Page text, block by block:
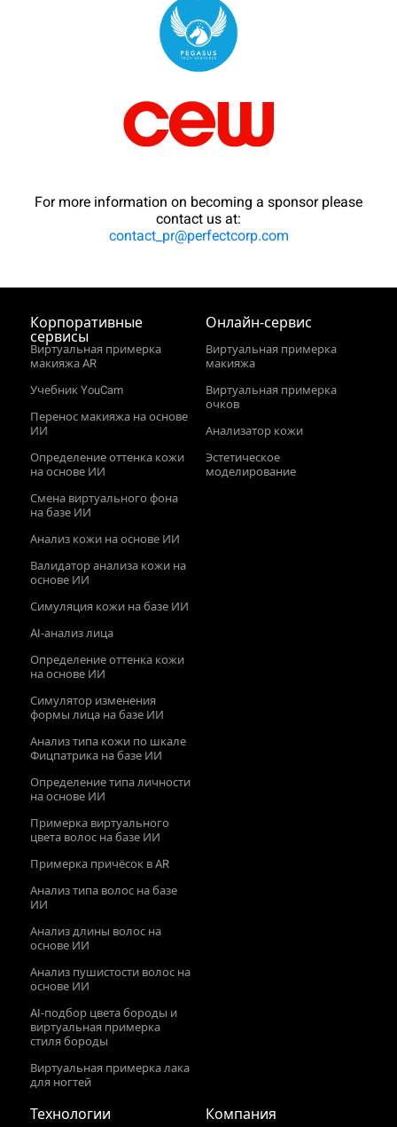
For more information on becoming a sponsor please
contact us at:
contact_pr@perfectcorp.com
Корпоративные
сервисы
Виртуальная примерка
макияжа AR
Учебник YouCam
Перенос макияжа на основе
ИИ
Определение оттенка кожи
на основе ИИ
Смена виртуального фона
на базе ИИ
Анализ кожи на основе ИИ
Валидатор анализа кожи на
основе ИИ
Симуляция кожи на базе ИИ
AI‑анализ лица
Определение оттенка кожи
на основе ИИ
Симулятор изменения
формы лица на базе ИИ
Анализ типа кожи по шкале
Фицпатрика на базе ИИ
Определение типа личности
на основе ИИ
Примерка виртуального
цвета волос на базе ИИ
Примерка причёсок в AR
Анализ типа волос на базе
ИИ
Анализ длины волос на
основе ИИ
Анализ пушистости волос на
основе ИИ
AI‑подбор цвета бороды и
виртуальная примерка
стиля бороды
Виртуальная примерка лака
для ногтей
Онлайн‑сервис
Виртуальная примерка
макияжа
Виртуальная примерка
очков
Анализатор кожи
Эстетическое
моделирование
Технологии Компания